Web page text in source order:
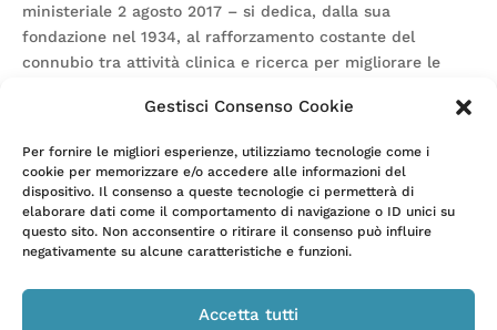
Gestisci Consenso Cookie
Per fornire le migliori esperienze, utilizziamo tecnologie come i
cookie per memorizzare e/o accedere alle informazioni del
dispositivo. Il consenso a queste tecnologie ci permetterà di
elaborare dati come il comportamento di navigazione o ID unici su
questo sito. Non acconsentire o ritirare il consenso può influire
negativamente su alcune caratteristiche e funzioni.
Accetta tutti
ministeriale 2 agosto 2017 – si dedica, dalla sua
fondazione nel 1934, al rafforzamento costante del
connubio tra attività clinica e ricerca per migliorare le
pazienti, permettendo e facilitando il confronto e la
contribuendo alla crescita nelle più diverse aree culturali
che caratterizzano una professione così complessa,
affascinante e carica di responsabilità: Anestesia e
medicina perioperatoria; Rianimazione e terapia intensiva;
Medicina iperbarica; Cure materno-infantili. www.siaarti.it